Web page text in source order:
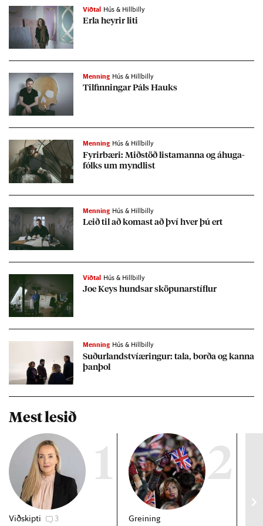
Viðtal Hús & Hillbilly
Erla heyr­ir liti
Menning Hús & Hillbilly
Til­finn­ing­ar Páls Hauks
Menning Hús & Hillbilly
Fyr­ir­bæri: Mið­stöð lista­manna og áhuga­
fólks um mynd­list
Menning Hús & Hillbilly
Leið til að kom­ast að því hver þú ert
Viðtal Hús & Hillbilly
Joe Keys hunds­ar sköp­un­ar­stífl­ur
Menning Hús & Hillbilly
Suð­ur­landstvíær­ing­ur: tala, borða og kanna
þan­þol
Mest lesið
1
Viðskipti 3
2
Greining